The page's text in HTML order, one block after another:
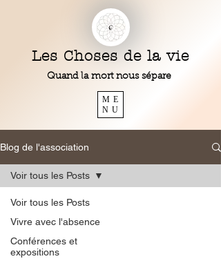
Les Choses de la vie
Quand la mort nous sépare
ME
NU
Blog de l'association
Voir tous les Posts
Vivre avec l'absence
Conférences et
expositions
Voir tous les Posts